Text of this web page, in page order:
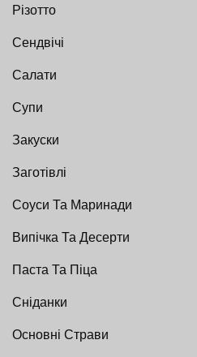
Різотто
Сендвічі
Салати
Супи
Закуски
Заготівлі
Соуси Та Маринади
Випічка Та Десерти
Паста Та Піца
Сніданки
Основні Страви